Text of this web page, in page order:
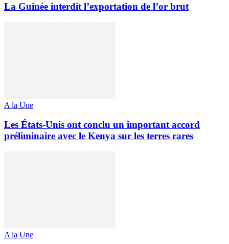
La Guinée interdit l’exportation de l’or brut
A la Une
Les États-Unis ont conclu un important accord
préliminaire avec le Kenya sur les terres rares
A la Une